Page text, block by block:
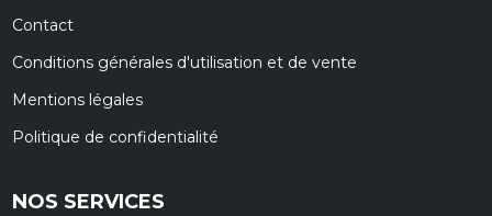
Contact
Conditions générales d'utilisation et de vente
Mentions légales
Politique de confidentialité
NOS SERVICES